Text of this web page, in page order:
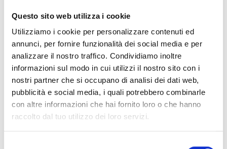
Questo sito web utilizza i cookie
Utilizziamo i cookie per personalizzare contenuti ed
annunci, per fornire funzionalità dei social media e per
analizzare il nostro traffico. Condividiamo inoltre
informazioni sul modo in cui utilizzi il nostro sito con i
nostri partner che si occupano di analisi dei dati web,
pubblicità e social media, i quali potrebbero combinarle
con altre informazioni che hai fornito loro o che hanno
raccolto dal tuo utilizzo dei loro servizi.
SCOPRI